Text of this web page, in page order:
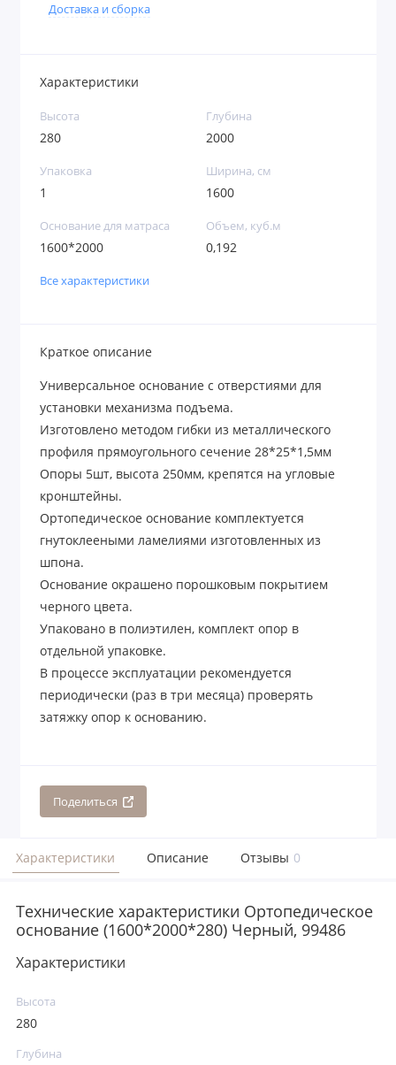
Доставка и сборка
Характеристики
Высота
280
Глубина
2000
Упаковка
1
Ширина, см
1600
Основание для матраса
1600*2000
Объем, куб.м
0,192
Все характеристики
Краткое описание
Универсальное основание с отверстиями для
установки механизма подъема.
Изготовлено методом гибки из металлического
профиля прямоугольного сечение 28*25*1,5мм
Опоры 5шт, высота 250мм, крепятся на угловые
кронштейны.
Ортопедическое основание комплектуется
гнутоклееными ламелиями изготовленных из
шпона.
Основание окрашено порошковым покрытием
черного цвета.
Упаковано в полиэтилен, комплект опор в
отдельной упаковке.
В процессе эксплуатации рекомендуется
периодически (раз в три месяца) проверять
затяжку опор к основанию.
Поделиться
Характеристики Описание Отзывы 0
Технические характеристики Ортопедическое
основание (1600*2000*280) Черный, 99486
Характеристики
Высота
280
Глубина